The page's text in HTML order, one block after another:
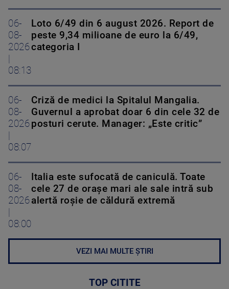
06-
08-
2026
08:13
Loto 6/49 din 6 august 2026. Report de
peste 9,34 milioane de euro la 6/49,
categoria I
06-
08-
2026
08:07
Criză de medici la Spitalul Mangalia.
Guvernul a aprobat doar 6 din cele 32 de
posturi cerute. Manager: „Este critic”
06-
08-
2026
08:00
Italia este sufocată de caniculă. Toate
cele 27 de oraşe mari ale sale intră sub
alertă roșie de căldură extremă
VEZI MAI MULTE ȘTIRI
TOP CITITE